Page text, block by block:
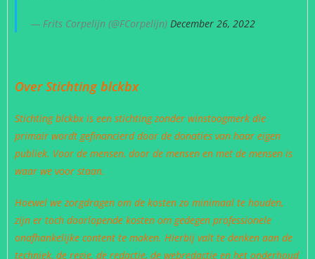
— Frits Corpelijn (@FCorpelijn) December 26, 2022
Over Stichting blckbx
Stichting blckbx is een stichting zonder winstoogmerk die
primair wordt gefinancierd door de donaties van haar eigen
publiek. Voor de mensen, door de mensen en met de mensen is
waar we voor staan.
Hoewel we zorgdragen om de kosten zo minimaal te houden,
zijn er toch doorlopende kosten om gedegen professionele
onafhankelijke content te maken. Hierbij valt te denken aan de
techniek, de regie, de redactie, de webredactie en het onderhoud